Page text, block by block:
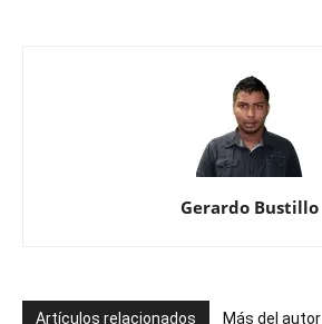
Gerardo Bustillo
Artículos relacionados Más del autor